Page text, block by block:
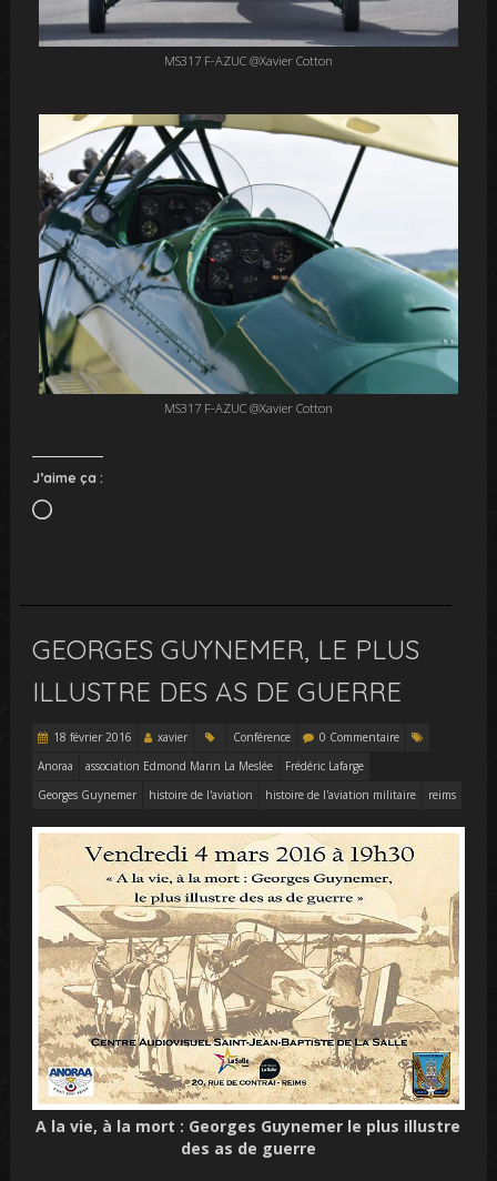
MS317 F-AZUC @Xavier Cotton
MS317 F-AZUC @Xavier Cotton
J’aime ça :
Chargement…
GEORGES GUYNEMER, LE PLUS
ILLUSTRE DES AS DE GUERRE
18 février 2016 xavier Conférence
0 Commentaire
Anoraa
association Edmond Marin La Meslée
Frédéric Lafarge
Georges Guynemer
histoire de l'aviation histoire de l'aviation militaire reims
A la vie, à la mort : Georges Guynemer le plus illustre
des as de guerre